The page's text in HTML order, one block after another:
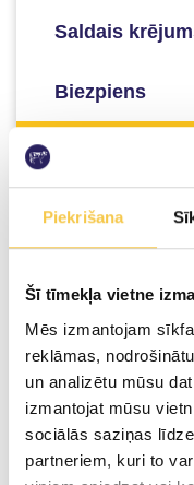
Piekrišana
Šī tīmekļa vietne
Mēs izmantojam
reklāmas,
un analizētu mūsu
izmantojat mūsu
sociālās saziņas
partneriem, kuri to
Saldais
Biezpiens
Kefīrs
Sviests
Piena Spēks
Proteīna